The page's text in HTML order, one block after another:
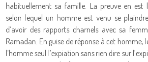
habituellement sa famille. La preuve en est
selon lequel un homme est venu se
d’avoir des rapports charnels avec sa
Ramadan. En guise de réponse à cet homme,
l’homme seul l’expiation sans rien dire sur